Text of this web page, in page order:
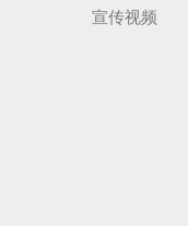
宣传视频